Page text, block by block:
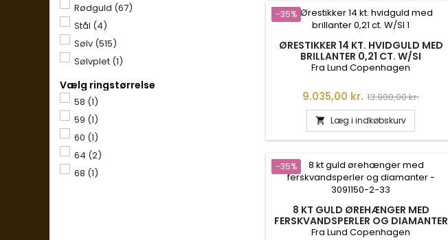
Rødguld (67)
Stål (4)
Sølv (515)
Sølvplet (1)
Vælg ringstørrelse
58 (1)
59 (1)
60 (1)
64 (2)
68 (1)
-35%
ØRESTIKKER 14 KT. HVIDGULD MED
BRILLANTER 0,21 CT. W/SI
Fra Lund Copenhagen
Pris
9.035,00 kr. Normalpris
13.900,00 kr.
 Læg i indkøbskurv
-35%
8 KT GULD ØREHÆNGER MED
FERSKVANDSPERLER OG DIAMANTER
- 3091150-2-33
Fra Lund Copenhagen